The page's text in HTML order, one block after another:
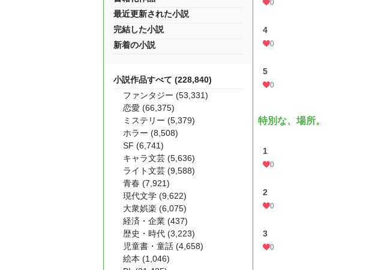
0
4
0
5
0
特別な、場所。
1
0
2
0
3
0
最近更新された小説
完結した小説
新着の小説
小説作品すべて (228,840)
ファンタジー (53,331)
恋愛 (66,375)
ミステリー (5,379)
ホラー (8,508)
SF (6,741)
キャラ文芸 (5,636)
ライト文芸 (9,588)
青春 (7,921)
現代文学 (9,622)
大衆娯楽 (6,075)
経済・企業 (437)
歴史・時代 (3,223)
児童書・童話 (4,658)
絵本 (1,046)